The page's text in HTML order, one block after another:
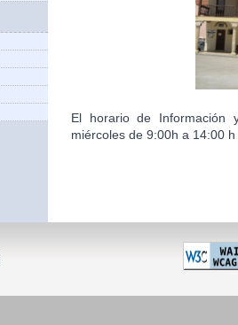
El horario de Información
miércoles de 9:00h a 14:00